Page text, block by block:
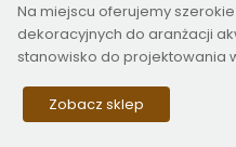
Na miejscu oferujemy
dekoracyjnych do aranżacji
stanowisko do projektowania
Zobacz sklep